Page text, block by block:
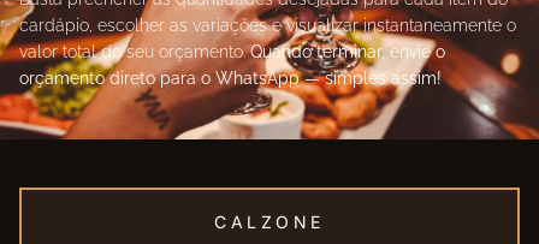
cardápio, escolher as variações e visualizar instantaneamente o
valor total do seu orçamento.Quando terminar, envie o
orçamento direto para o WhatsApp — simples assim!
CALZONE